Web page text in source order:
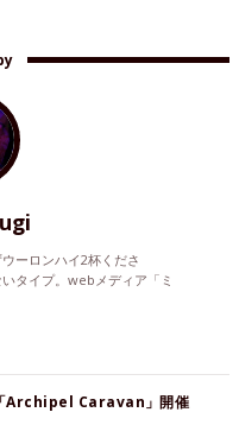
ーロンハイ2杯くださ
タイプ。webメディア「ミ
Archipel Caravan」開催